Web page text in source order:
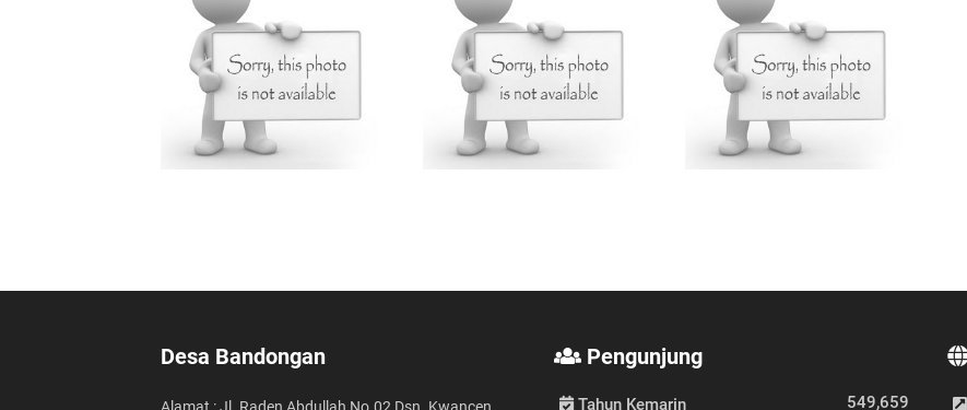
Desa Bandongan Pengunjung
Tahun Kemarin 549,659